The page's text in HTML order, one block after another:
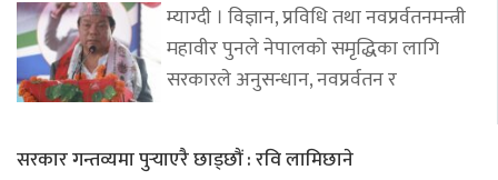
म्याग्दी । विज्ञान, प्रविधि तथा नवप्रर्वतनमन्त्री
महावीर पुनले नेपालको समृद्धिका लागि
सरकारले अनुसन्धान, नवप्रर्वतन र
सरकार गन्तव्यमा पुर्‍याएरै छाड्छौं : रवि लामिछाने